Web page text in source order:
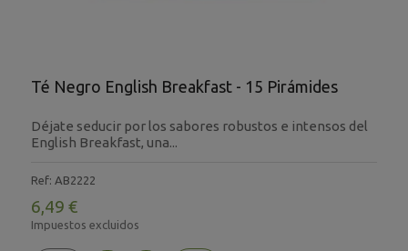
Té Negro English Breakfast - 15 Pirámides
Déjate seducir por los sabores robustos e intensos del
English Breakfast, una...
Ref: AB2222
6,49 €
Impuestos excluidos